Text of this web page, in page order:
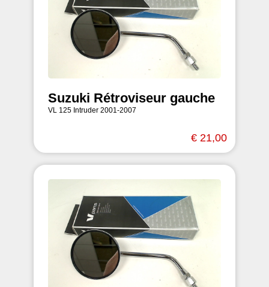
Suzuki Rétroviseur gauche
VL 125 Intruder 2001-2007
€ 21,00